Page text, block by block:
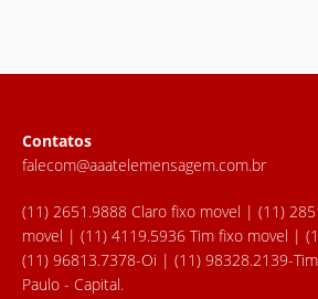
Contatos
falecom@aaatelemensagem.com.br
(11) 2651.9888 Claro fixo movel | (11)
movel | (11) 4119.5936 Tim fixo movel |
(11) 96813.7378-Oi | (11) 98328.2139-
Paulo - Capital.